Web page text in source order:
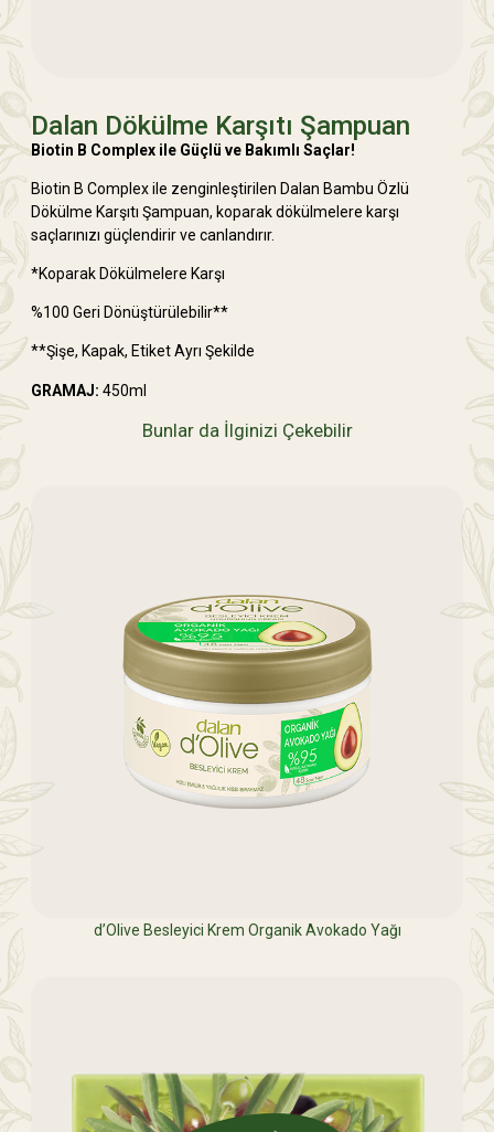
Dalan Dökülme Karşıtı Şampuan
Biotin B Complex ile Güçlü ve Bakımlı Saçlar!
Biotin B Complex ile zenginleştirilen Dalan Bambu Özlü
Dökülme Karşıtı Şampuan, koparak dökülmelere karşı
saçlarınızı güçlendirir ve canlandırır.
*Koparak Dökülmelere Karşı
%100 Geri Dönüştürülebilir**
**Şişe, Kapak, Etiket Ayrı Şekilde
GRAMAJ: 450ml
Bunlar da İlginizi Çekebilir
d’Olive Besleyici Krem Organik Avokado Yağı